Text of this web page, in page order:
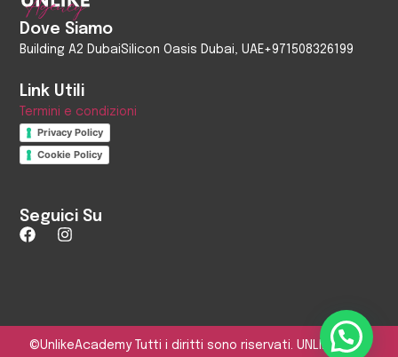
Dove Siamo
Building A2 DubaiSilicon Oasis Dubai, UAE+971508326199
Link Utili
Termini e condizioni
Privacy Policy
Cookie Policy
Seguici Su
©UnlikeAcademy Tutti i diritti sono riservati. UNLIKE FZCO